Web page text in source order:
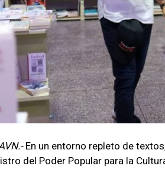
En un entorno repleto de
del Poder Popular para la